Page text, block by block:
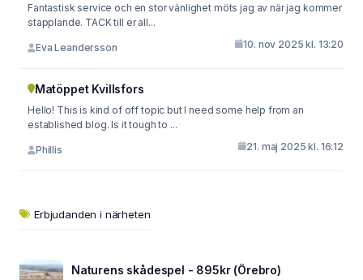
Fantastisk service och en stor vänlighet möts jag av när jag kommer
stapplande. TACK till er all...
Eva Leandersson 10. nov 2025 kl. 13:20
Matöppet Kvillsfors
Hello! This is kind of off topic but I need some help from an
established blog. Is it tough to ...
Phillis 21. maj 2025 kl. 16:12
Erbjudanden i närheten
Naturens skådespel - 895kr (Örebro)